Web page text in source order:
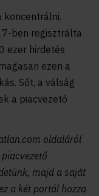
ben regisztrálta
ezer hirdetés
ezen a
Sőt, a válság
a piacvezető
oldaláról
majd a saját
a két portál hozza